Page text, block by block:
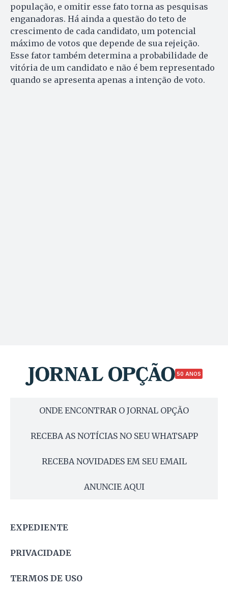
população, e omitir esse fato torna as pesquisas
enganadoras. Há ainda a questão do teto de
crescimento de cada candidato, um potencial
máximo de votos que depende de sua rejeição.
Esse fator também determina a probabilidade de
vitória de um candidato e não é bem representado
quando se apresenta apenas a intenção de voto.
50 ANOS
ONDE ENCONTRAR O JORNAL OPÇÃO
RECEBA AS NOTÍCIAS NO SEU WHATSAPP
RECEBA NOVIDADES EM SEU EMAIL
ANUNCIE AQUI
EXPEDIENTE
PRIVACIDADE
TERMOS DE USO